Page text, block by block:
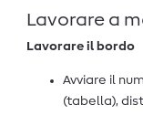
Lavorare a
Lavorare il bordo
Avviare il
(tabella),